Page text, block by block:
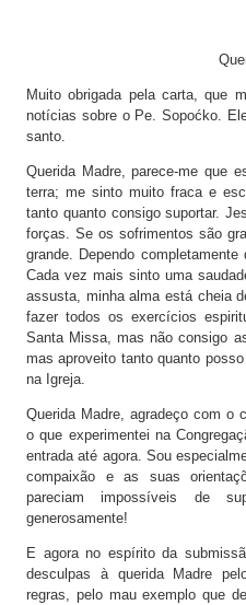
Muito obrigada pela carta, que
notícias sobre o Pe. Sopoćko.
santo.
Querida Madre, parece-me que
terra; me sinto muito fraca e
tanto quanto consigo suportar.
forças. Se os sofrimentos são
grande. Dependo
Cada vez mais sinto uma
assusta, minha alma está cheia
fazer todos os exercícios
Santa Missa, mas não consigo
mas aproveito tanto quanto
na Igreja.
Querida Madre, agradeço com o
o que experimentei na
entrada até agora. Sou
compaixão e as suas
pareciam impossíveis de
generosamente!
E agora no espírito da
desculpas à querida Madre
regras, pelo mau exemplo que